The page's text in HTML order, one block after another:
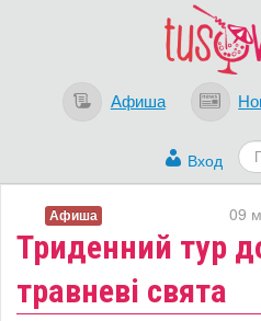
Афиша
Вход
Триденний тур
травневі свята
09
Афиша